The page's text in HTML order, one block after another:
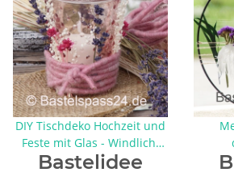
DIY Tischdeko Hochzeit und
Feste mit Glas - Windlicht
und Trockenblumen
Bastelidee